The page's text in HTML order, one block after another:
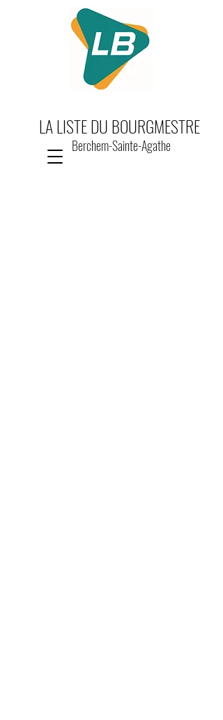
LA LISTE DU BOURGMESTRE
Berchem-Sainte-Agathe